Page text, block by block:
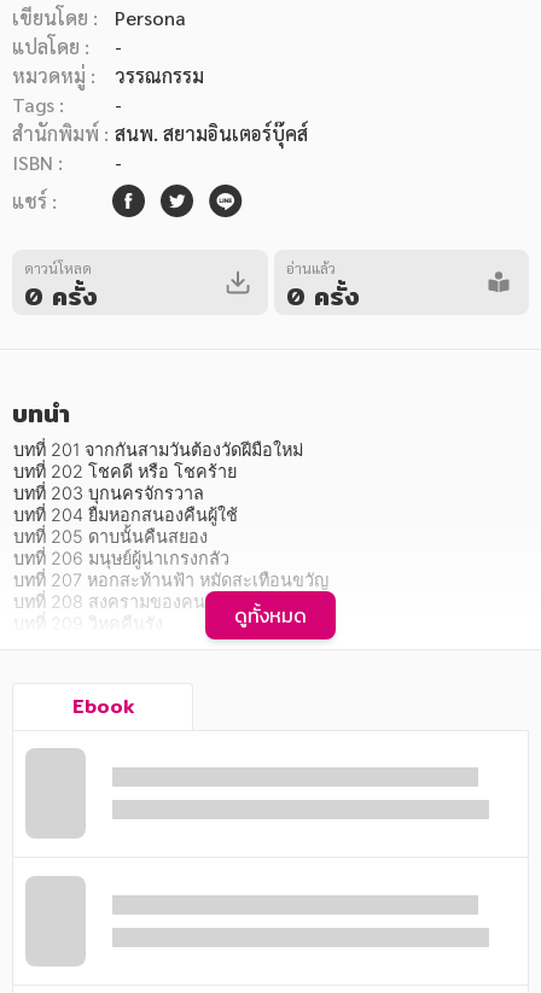
หมวดหมู่หนังสือ
หมวดหมู่ยอดนิยม
หนังสือออกใหม่ หนังสือยอดนิยม หนังสือเช่า
อีบุ๊กอ่านฟรี
หมวดหมู่หนังสือ
อาหาร สุขภาพ การแพทย์
ศิลปะ บันเทิง กีฬา ท่องเที่ยว
สังคม วัฒนธรรม การปกครอง ศาสนาและปรัชญา
ศาสนา และปรัชญา
การเงิน การลงทุน บริหาร
นิตยสาร หนังสือพิมพ์
ครอบครัว
วรรณกรรม
การเกษตร ชีววิทยา
เขียนโดย :
Persona
แปลโดย :
-
หมวดหมู่ :
วรรณกรรม
Tags :
-
สำนักพิมพ์ : สนพ. สยามอินเตอร์บุ๊คส์
ISBN :
-
แชร์ :
ดาวน์โหลด
0 ครั้ง
อ่านแล้ว
0 ครั้ง
บทนำ
บทที่ 201 จากกันสามวันต้องวัดฝีมือใหม่
บทที่ 202 โชคดี หรือ โชคร้าย
บทที่ 203 บุกนครจักรวาล
บทที่ 204 ยืมหอกสนองคืนผู้ใช้
บทที่ 205 ดาบนั้นคืนสยอง
บทที่ 206 มนุษย์ผู้น่าเกรงกลัว
บทที่ 207 หอกสะท้านฟ้า หมัดสะเทือนขวัญ
บทที่ 208 สงครามของคนสองคน
บทที่ 209 วิหคคืนรัง
ปลุก "สัตว์ร้าย"
โลกเสมือนจริง คราวนี้ไม่ใช่เพียงแค่ "ศิลา" เท่านั้นที่รับรู้ได้ แต่ทุกคน
ต่อผู้ใดและไร้ความปราณีต่อศัตรู ทำให้ "ศิลา" ได้รับการเรียกขานด้วย
นามที่โหดร้ายว่า
ดูทั้งหมด
Ebook